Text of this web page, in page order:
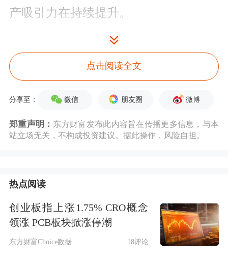
产吸引力在持续提升。
9月11日，上证指数、深证成指、创业
板指、科创50指数、北证50指数分别上
1.59%。
50指数、沪深300指数分别上涨1.48%、
2.31%，小微盘股集中的中证1000指
数、中证2000指数、万得微盘股指数分
别上涨2.35%、1.92%、0.75%。
点击阅读全文
分享至： 微信 朋友圈 微博
郑重声明： 东方财富发布此内容旨在传播更多信息，与本
站立场无关，不构成投资建议。据此操作，风险自担。
热点阅读
创业板指上涨1.75% CRO概念
领涨 PCB板块掀涨停潮
东方财富Choice数据 18评论